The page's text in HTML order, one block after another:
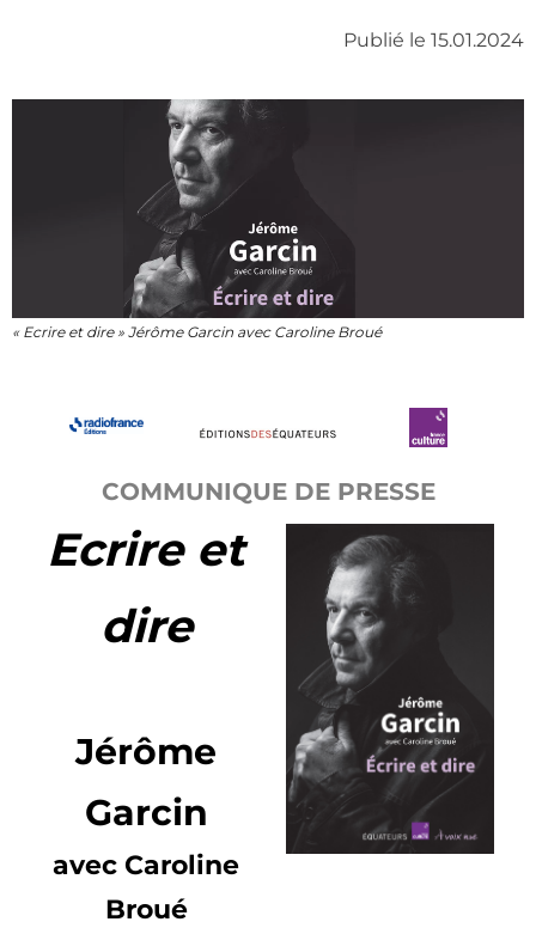
Publié le 15.01.2024
« Ecrire et dire » Jérôme Garcin avec Caroline Broué
COMMUNIQUE DE PRESSE
Ecrire et
dire
Jérôme
Garcin
avec Caroline
Broué